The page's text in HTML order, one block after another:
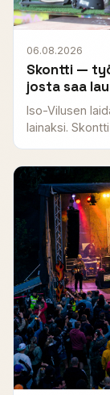
06.08.2026
Skontti —
josta saa
Iso-Vilusen
lainaksi.